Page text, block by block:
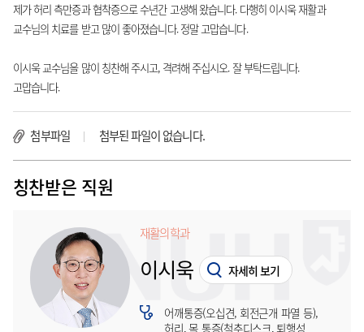
제가 허리 측만증과 협착증으로 수년간 고생해 왔습니다. 다행히 이시욱 재활과
교수님의 치료를 받고 많이 좋아졌습니다. 정말 고맙습니다.
이시욱 교수님을 많이 칭찬해 주시고, 격려해 주십시오. 잘 부탁드립니다.
고맙습니다.
첨부파일 첨부된 파일이 없습니다.
칭찬받은 직원
재활의학과
이시욱 자세히 보기
어깨통증(오십견, 회전근개 파열 등),
허리, 목 통증(척추디스크, 퇴행성